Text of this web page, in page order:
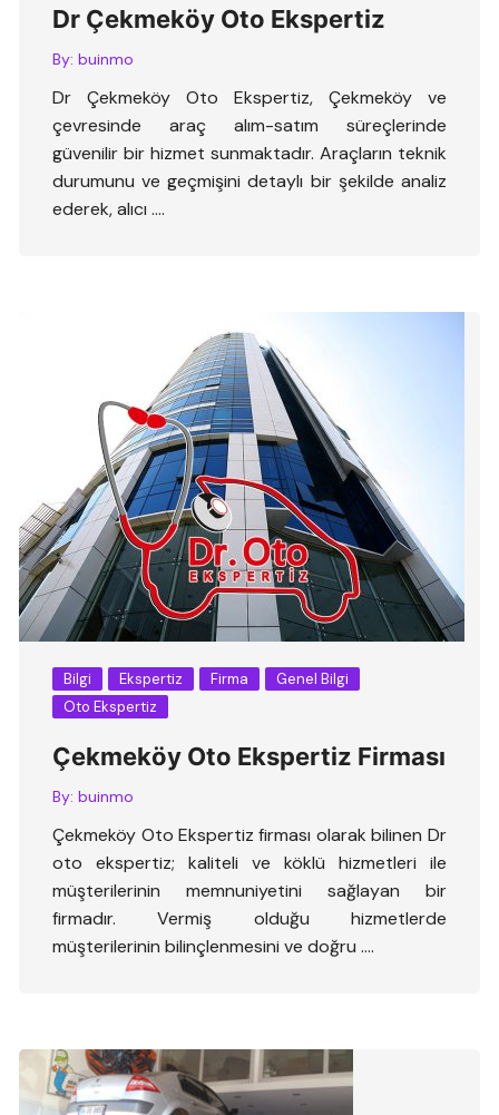
Dr Çekmeköy Oto Ekspertiz
By: buinmo
Dr Çekmeköy Oto Ekspertiz, Çekmeköy ve
çevresinde araç alım-satım süreçlerinde
güvenilir bir hizmet sunmaktadır. Araçların teknik
durumunu ve geçmişini detaylı bir şekilde analiz
ederek, alıcı ….
Bilgi Ekspertiz Firma
Genel Bilgi
Oto Ekspertiz
Çekmeköy Oto Ekspertiz Firması
By: buinmo
Çekmeköy Oto Ekspertiz firması olarak bilinen Dr
oto ekspertiz; kaliteli ve köklü hizmetleri ile
müşterilerinin memnuniyetini sağlayan bir
firmadır. Vermiş olduğu hizmetlerde
müşterilerinin bilinçlenmesini ve doğru ….